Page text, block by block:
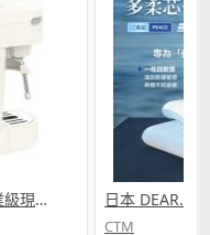
日本Yohome 迷你專業級現磨鮮萃奶泡3合1半自動家庭意式咖啡機 (需訂貨)
CTM